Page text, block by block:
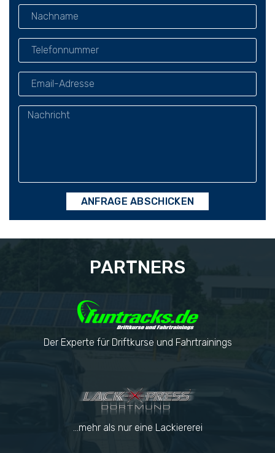
ANFRAGE ABSCHICKEN
PARTNERS
Der Experte für Driftkurse und Fahrtrainings
...mehr als nur eine Lackiererei